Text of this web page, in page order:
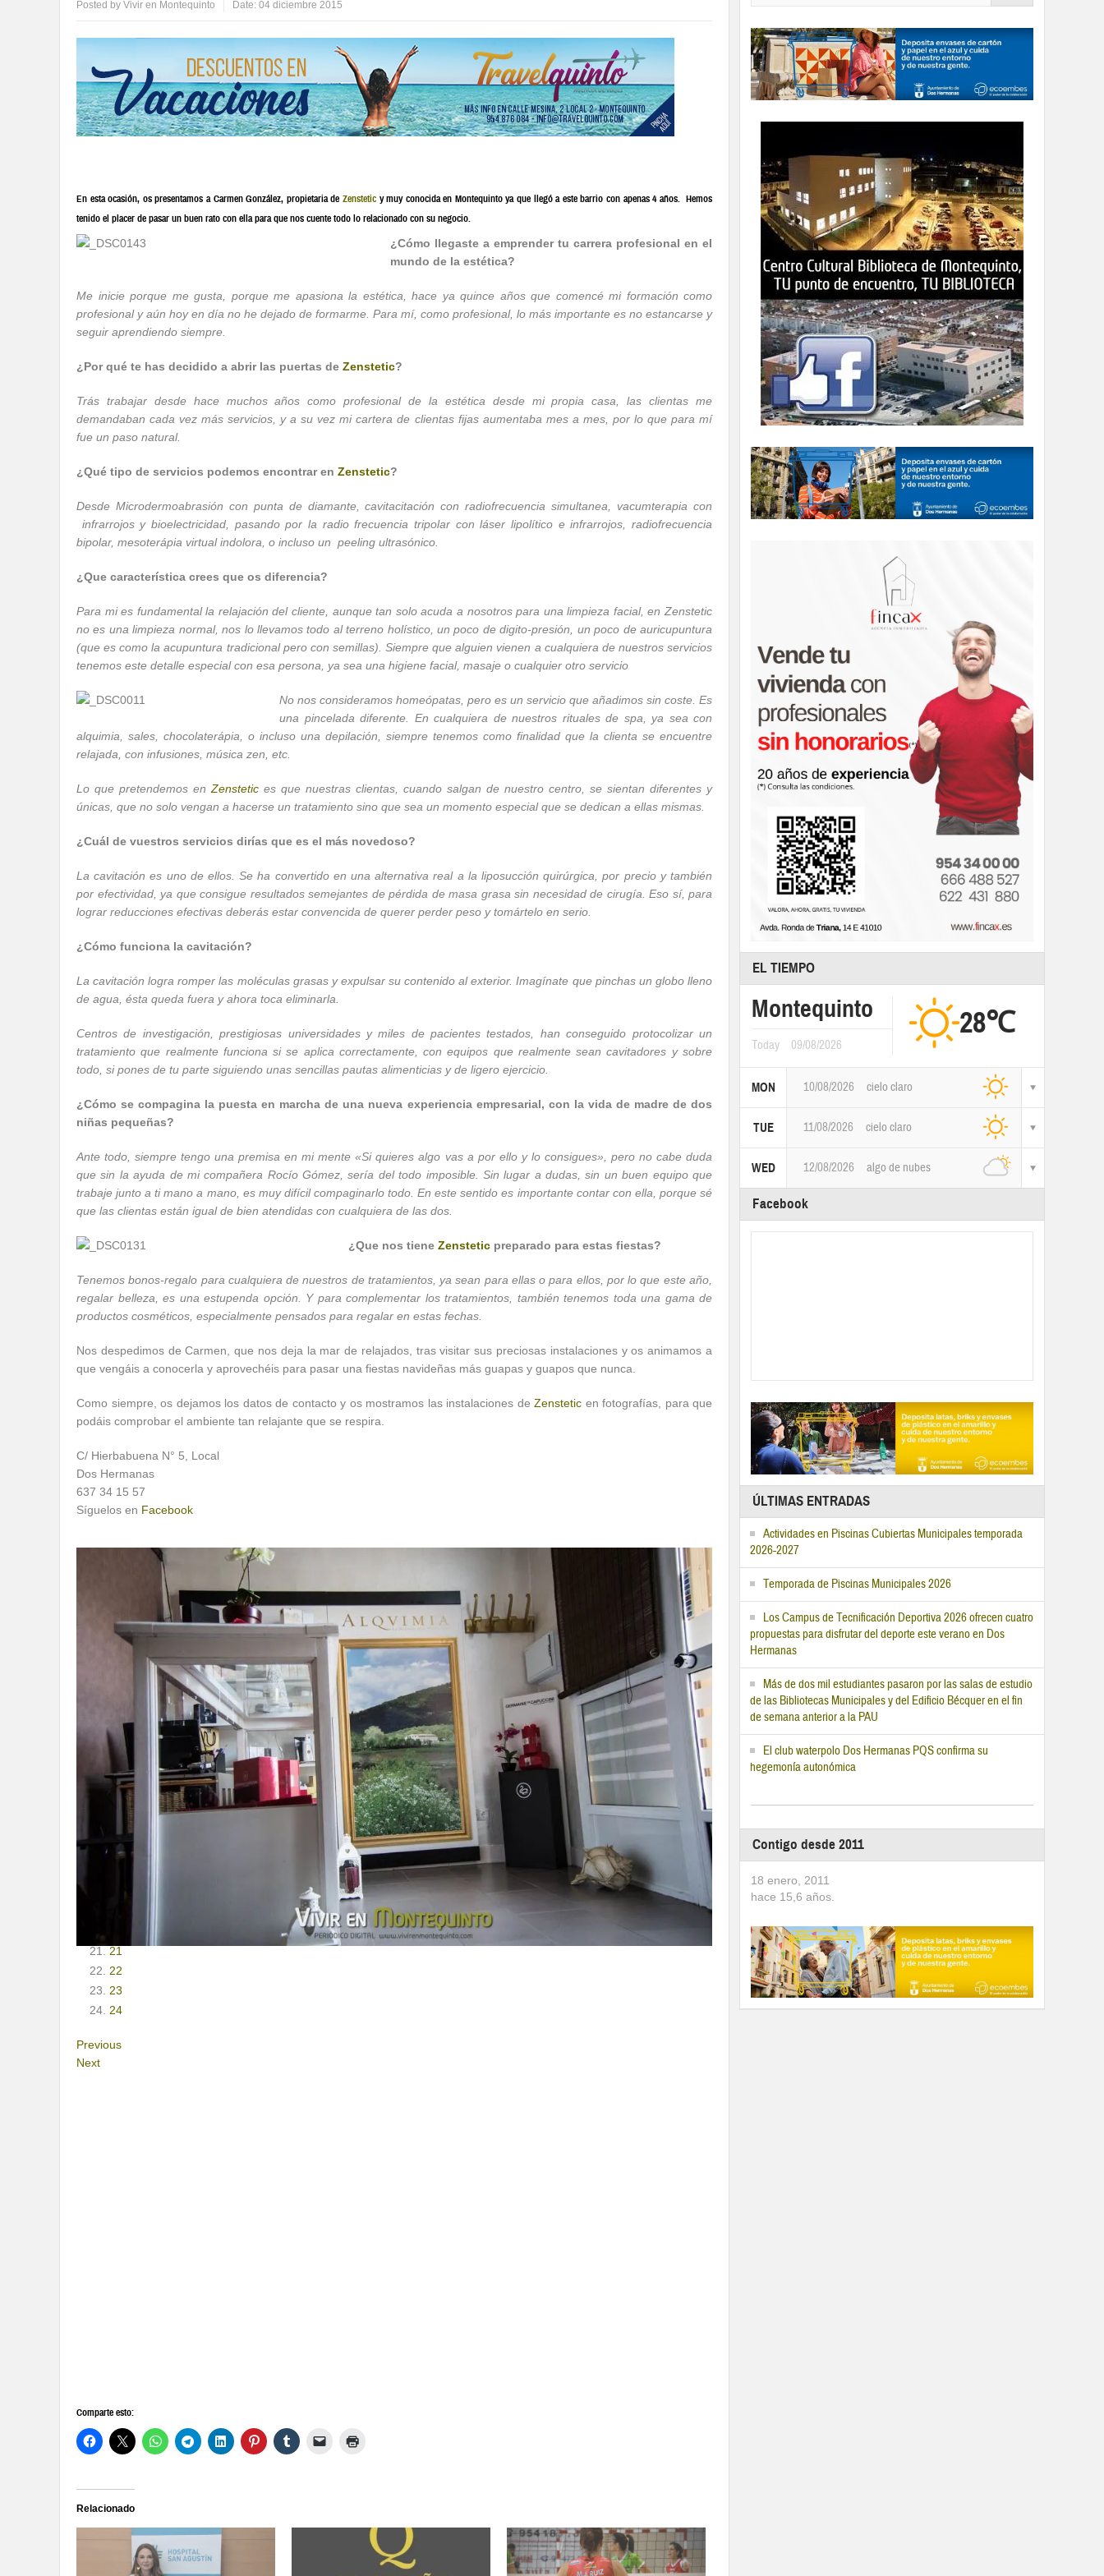
Posted by Vivir en Montequinto Date: 04 diciembre 2015
En esta ocasión, os presentamos a Carmen González, propietaria de Zensteticy muy conocida en Montequinto ya que llegó a este barrio con apenas 4 años. Hemos
tenido el placer de pasar un buen rato con ella para que nos cuente todo lo relacionado con su negocio.
¿Cómo llegaste a emprender tu carrera profesional en el
mundo de la estética?
Me inicie porque me gusta, porque me apasiona la estética, hace ya quince años que comencé mi formación como
profesional y aún hoy en día no he dejado de formarme. Para mí, como profesional, lo más importante es no estancarse y
seguir aprendiendo siempre.
¿Por qué te has decidido a abrir las puertas de Zenstetic?
Trás trabajar desde hace muchos años como profesional de la estética desde mi propia casa, las clientas me
demandaban cada vez más servicios, y a su vez mi cartera de clientas fijas aumentaba mes a mes, por lo que para mí
fue un paso natural.
¿Qué tipo de servicios podemos encontrar en Zenstetic?
Desde Microdermoabrasión con punta de diamante, cavitacitación con radiofrecuencia simultanea, vacumterapia con
infrarrojos y bioelectricidad, pasando por la radio frecuencia tripolar con láser lipolítico e infrarrojos, radiofrecuencia
bipolar, mesoterápia virtual indolora, o incluso un peeling ultrasónico.
¿Que característica crees que os diferencia?
Para mi es fundamental la relajación del cliente, aunque tan solo acuda a nosotros para una limpieza facial, en Zenstetic
no es una limpieza normal, nos lo llevamos todo al terreno holístico, un poco de digito-presión, un poco de auricupuntura
(que es como la acupuntura tradicional pero con semillas). Siempre que alguien vienen a cualquiera de nuestros servicios
tenemos este detalle especial con esa persona, ya sea una higiene facial, masaje o cualquier otro servicio
No nos consideramos homeópatas, pero es un servicio que añadimos sin coste. Es
una pincelada diferente. En cualquiera de nuestros rituales de spa, ya sea con
alquimia, sales, chocolaterápia, o incluso una depilación, siempre tenemos como finalidad que la clienta se encuentre
relajada, con infusiones, música zen, etc.
Lo que pretendemos en Zenstetic es que nuestras clientas, cuando salgan de nuestro centro, se sientan diferentes y
únicas, que no solo vengan a hacerse un tratamiento sino que sea un momento especial que se dedican a ellas mismas.
¿Cuál de vuestros servicios dirías que es el más novedoso?
La cavitación es uno de ellos. Se ha convertido en una alternativa real a la liposucción quirúrgica, por precio y también
por efectividad, ya que consigue resultados semejantes de pérdida de masa grasa sin necesidad de cirugía. Eso sí, para
lograr reducciones efectivas deberás estar convencida de querer perder peso y tomártelo en serio.
¿Cómo funciona la cavitación?
La cavitación logra romper las moléculas grasas y expulsar su contenido al exterior. Imagínate que pinchas un globo lleno
de agua, ésta queda fuera y ahora toca eliminarla.
Centros de investigación, prestigiosas universidades y miles de pacientes testados, han conseguido protocolizar un
tratamiento que realmente funciona si se aplica correctamente, con equipos que realmente sean cavitadores y sobre
todo, si pones de tu parte siguiendo unas sencillas pautas alimenticias y de ligero ejercicio.
¿Cómo se compagina la puesta en marcha de una nueva experiencia empresarial, con la vida de madre de dos
niñas pequeñas?
Ante todo, siempre tengo una premisa en mi mente «Si quieres algo vas a por ello y lo consigues», pero no cabe duda
que sin la ayuda de mi compañera Rocío Gómez, sería del todo imposible. Sin lugar a dudas, sin un buen equipo que
trabaje junto a ti mano a mano, es muy difícil compaginarlo todo. En este sentido es importante contar con ella, porque sé
que las clientas están igual de bien atendidas con cualquiera de las dos.
¿Que nos tiene Zenstetic preparado para estas fiestas?
Tenemos bonos-regalo para cualquiera de nuestros de tratamientos, ya sean para ellas o para ellos, por lo que este año,
regalar belleza, es una estupenda opción. Y para complementar los tratamientos, también tenemos toda una gama de
productos cosméticos, especialmente pensados para regalar en estas fechas.
Nos despedimos de Carmen, que nos deja la mar de relajados, tras visitar sus preciosas instalaciones y os animamos a
que vengáis a conocerla y aprovechéis para pasar una fiestas navideñas más guapas y guapos que nunca.
Como siempre, os dejamos los datos de contacto y os mostramos las instalaciones de Zenstetic en fotografías, para que
podáis comprobar el ambiente tan relajante que se respira.
C/ Hierbabuena N° 5, Local
Dos Hermanas
637 34 15 57
Síguelos en Facebook
5
10
11
12
13
15
16
21
22
23
24
Previous
Next
Comparte esto:
Relacionado
EL TIEMPO
Montequinto
Today 09/08/2026
28℃
MON 10/08/2026 cielo claro
TUE 11/08/2026 cielo claro
WED 12/08/2026 algo de nubes
Facebook
ÚLTIMAS ENTRADAS
Actividades en Piscinas Cubiertas Municipales temporada
2026-2027
Temporada de Piscinas Municipales 2026
Los Campus de Tecnificación Deportiva 2026 ofrecen cuatro
propuestas para disfrutar del deporte este verano en Dos
Hermanas
Más de dos mil estudiantes pasaron por las salas de estudio
de las Bibliotecas Municipales y del Edificio Bécquer en el fin
de semana anterior a la PAU
El club waterpolo Dos Hermanas PQS confirma su
hegemonía autonómica
Contigo desde 2011
18 enero, 2011
hace 15,6 años.